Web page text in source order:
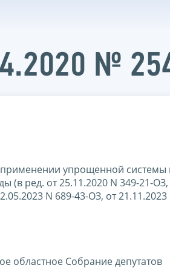
№
упрощенной системы
(в ред. от 25.11.2020 N 349-21-
N 689-43-ОЗ, от
областное Собрание депутатов